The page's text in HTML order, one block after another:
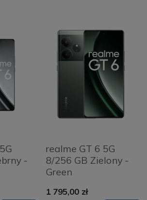
-
realme GT 6 5G
8/256 GB Zielony -
Green
1 795,00 zł